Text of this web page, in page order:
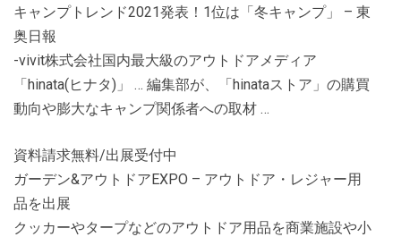
キャンプトレンド2021発表！1位は「冬キャンプ」 – 東
奥日報
-vivit株式会社国内最大級のアウトドアメディア
「hinata(ヒナタ)」 … 編集部が、「hinataストア」の購買
動向や膨大なキャンプ関係者への取材 …
資料請求無料/出展受付中
ガーデン&アウトドアEXPO – アウトドア・レジャー用
品を出展
クッカーやタープなどのアウトドア用品を商業施設や小